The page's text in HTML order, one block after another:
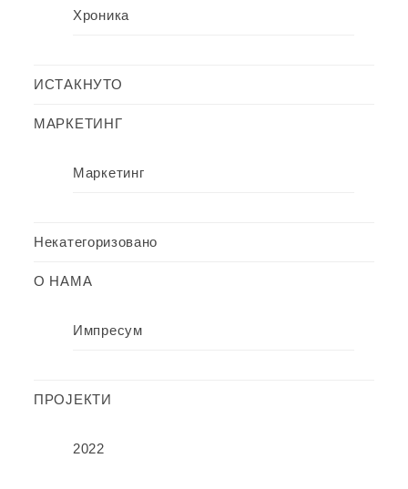
Хроника
ИСТАКНУТО
МАРКЕТИНГ
Маркетинг
Некатегоризовано
О НАМА
Импресум
ПРОЈЕКТИ
2022